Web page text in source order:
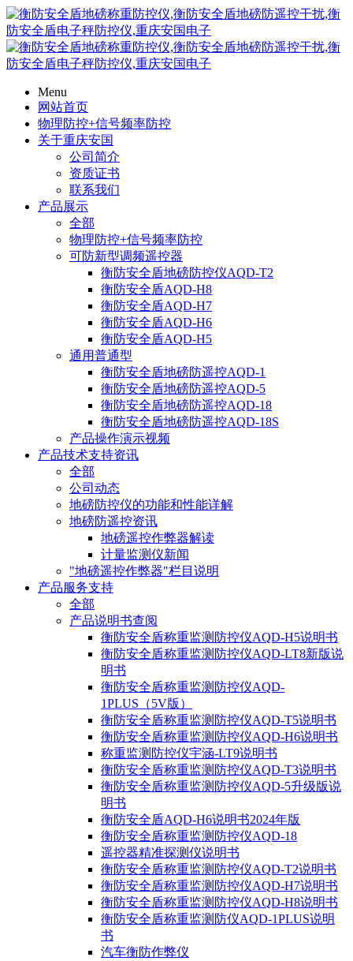
Menu
网站首页
物理防控+信号频率防控
关于重庆安国
公司简介
资质证书
联系我们
产品展示
全部
物理防控+信号频率防控
可防新型调频遥控器
衡防安全盾地磅防控仪AQD-T2
衡防安全盾AQD-H8
衡防安全盾AQD-H7
衡防安全盾AQD-H6
衡防安全盾AQD-H5
通用普通型
衡防安全盾地磅防遥控AQD-1
衡防安全盾地磅防遥控AQD-5
衡防安全盾地磅防遥控AQD-18
衡防安全盾地磅防遥控AQD-18S
产品操作演示视频
产品技术支持资讯
全部
公司动态
地磅防控仪的功能和性能详解
地磅防遥控资讯
地磅遥控作弊器解读
计量监测仪新闻
"地磅遥控作弊器"栏目说明
产品服务支持
全部
产品说明书查阅
衡防安全盾称重监测防控仪AQD-H5说明书
衡防安全盾称重监测防控仪AQD-LT8新版说
明书
衡防安全盾称重监测防控仪AQD-
1PLUS（5V版）
衡防安全盾称重监测防控仪AQD-T5说明书
衡防安全盾称重监测防控仪AQD-H6说明书
称重监测防控仪宇涵-LT9说明书
衡防安全盾称重监测防控仪AQD-T3说明书
衡防安全盾称重监测防控仪AQD-5升级版说
明书
衡防安全盾AQD-H6说明书2024年版
衡防安全盾称重监测防控仪AQD-18
遥控器精准探测仪说明书
衡防安全盾称重监测防控仪AQD-T2说明书
衡防安全盾称重监测防控仪AQD-H7说明书
衡防安全盾称重监测防控仪AQD-H8说明书
衡防安全盾称重监测防仪AQD-1PLUS说明
书
汽车衡防作弊仪